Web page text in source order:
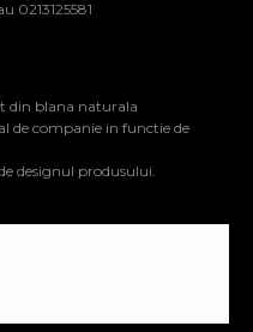
0213125581
din blana naturala
de companie in functie de
designul produsului.